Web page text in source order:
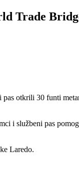
Trade
otkrili 30 funti
i službeni pas
Laredo.